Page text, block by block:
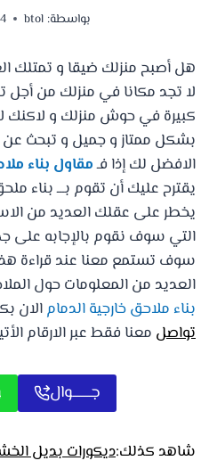
بواسطة: btol
هل أصبح منزلك ضيقا و تمتلك
لا تجد مكانا في منزلك من أجل
كبيرة في حوش منزلك و لاكنك
بشكل ممتاز و جميل و تبحث
الافضل لك إذا فـمقاول بناء
يقترح عليك أن تقوم بـــ
يخطر على عقلك العديد من
التي سوف نقوم بالإجابه على
سوف تستمع معنا عند قراءة
العديد من المعلومات حول
بناء ملاحق خارجية الدمامالان
تواصل معنا فقط عبر الارقام
جـــــــوال
شاهد كذلك:ديكورات بديل